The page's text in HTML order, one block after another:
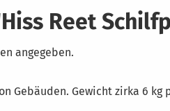
Reet
angegeben.
Gebäuden. Gewicht zirka 6 kg